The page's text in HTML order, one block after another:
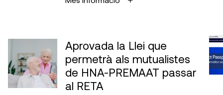
Aprovada la Llei que
permetrà als mutualistes
de HNA-PREMAAT passar
al RETA